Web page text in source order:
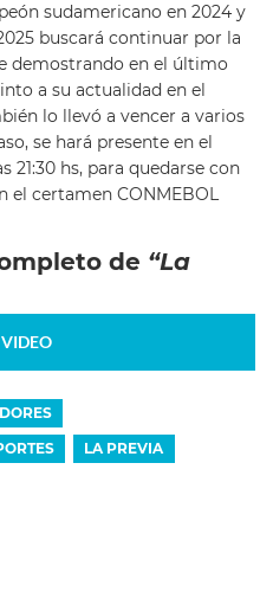
sudamericano en 2024 y
buscará continuar por la
demostrando en el último
a su actualidad en el
lo llevó a vencer a varios
se hará presente en el
21:30 hs, para quedarse con
certamen CONMEBOL
de “La
LA PREVIA